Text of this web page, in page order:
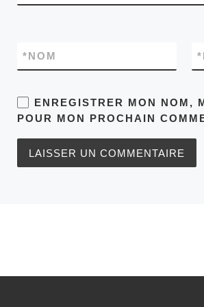
NOM
* *
ENREGISTRER MON NOM,
POUR MON PROCHAIN